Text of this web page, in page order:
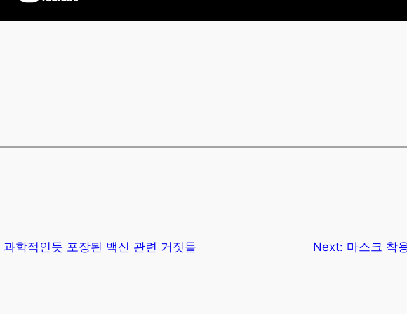
과학적인듯 포장된 백신 관련 거짓들 Next: 마스크 착